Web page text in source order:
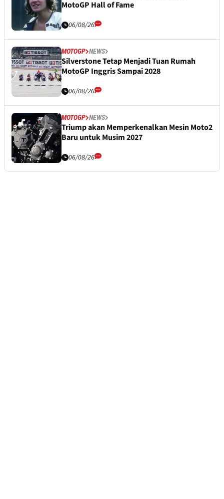
MotoGP Hall of Fame
06/08/26
MOTOGP NEWS
Silverstone Tetap Menjadi Tuan Rumah
MotoGP Inggris Sampai 2028
06/08/26
MOTOGP NEWS
Triump akan Memperkenalkan Mesin Moto2
Baru untuk Musim 2027
06/08/26